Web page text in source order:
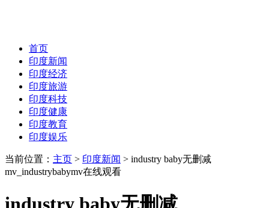
首页
印度新闻
印度经济
印度旅游
印度科技
印度健康
印度教育
印度娱乐
当前位置： 主页 > 印度新闻 > industry baby无删减
mv_industrybabymv在线观看